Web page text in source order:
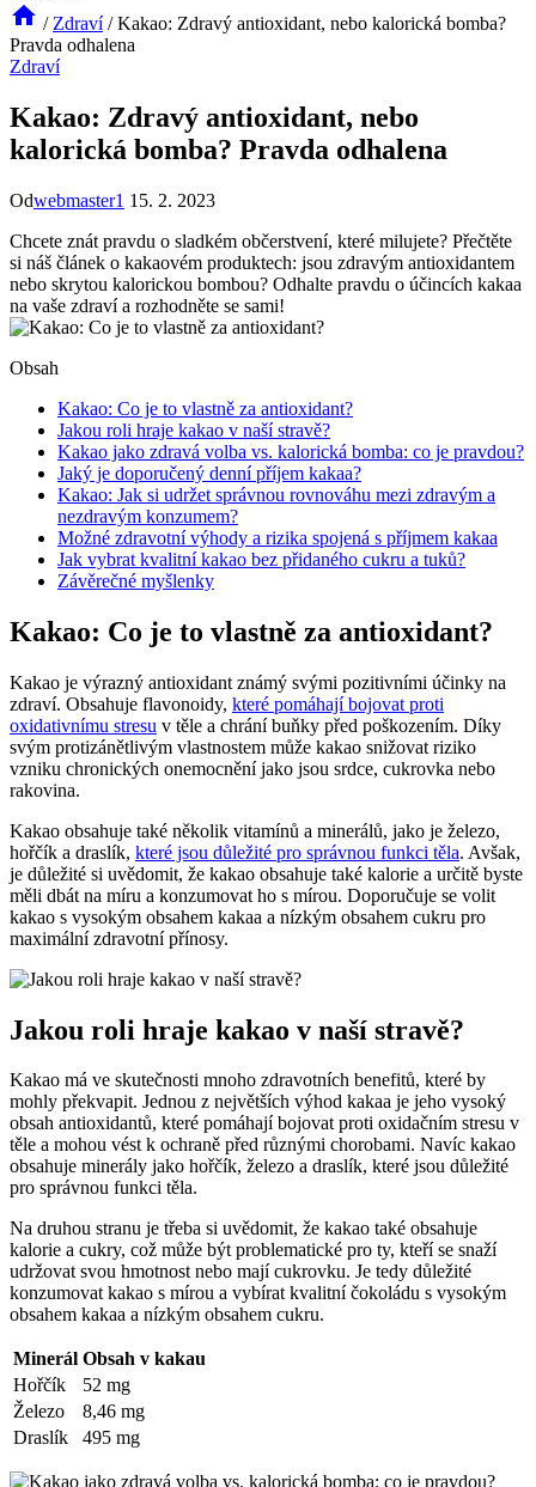
/ Zdraví / Kakao: Zdravý antioxidant, nebo kalorická bomba?
Pravda odhalena
Zdraví
Kakao: Zdravý antioxidant, nebo
kalorická bomba? Pravda odhalena
Odwebmaster1 15. 2. 2023
Chcete znát pravdu o sladkém občerstvení, které milujete? Přečtěte
si náš článek o kakaovém produktech: jsou zdravým antioxidantem
nebo skrytou kalorickou bombou? Odhalte pravdu o účincích kakaa
na vaše zdraví a rozhodněte se sami!
Obsah
Kakao: Co je to vlastně za antioxidant?
Jakou roli hraje kakao v naší stravě?
Kakao jako zdravá volba vs. kalorická bomba: co je pravdou?
Jaký je doporučený denní příjem kakaa?
Kakao: Jak si udržet správnou rovnováhu mezi zdravým a
nezdravým konzumem?
Možné zdravotní výhody a rizika spojená s příjmem kakaa
Jak vybrat kvalitní kakao bez přidaného cukru a tuků?
Závěrečné myšlenky
Kakao: Co je to vlastně za antioxidant?
Kakao je výrazný antioxidant známý svými pozitivními účinky na
zdraví. Obsahuje flavonoidy, které pomáhají bojovat proti
oxidativnímu stresu v těle a chrání buňky před poškozením. Díky
svým protizánětlivým vlastnostem může kakao snižovat riziko
vzniku chronických onemocnění jako jsou srdce, cukrovka nebo
rakovina.
Kakao obsahuje také několik vitamínů a minerálů, jako je železo,
hořčík a draslík, které jsou důležité pro správnou funkci těla. Avšak,
je důležité si uvědomit, že kakao obsahuje také kalorie a určitě byste
měli dbát na míru a konzumovat ho s mírou. Doporučuje se volit
kakao s vysokým obsahem kakaa a nízkým obsahem cukru pro
maximální zdravotní přínosy.
Jakou roli hraje kakao v naší stravě?
Kakao má ve skutečnosti mnoho zdravotních benefitů, které by
mohly překvapit. Jednou z největších výhod kakaa je jeho vysoký
obsah antioxidantů, které pomáhají bojovat proti oxidačním stresu v
těle a mohou vést k ochraně před různými chorobami. Navíc kakao
obsahuje minerály jako hořčík, železo a draslík, které jsou důležité
pro správnou funkci těla.
Na druhou stranu je třeba si uvědomit, že kakao také obsahuje
kalorie a cukry, což může být problematické pro ty, kteří se snaží
udržovat svou hmotnost nebo mají cukrovku. Je tedy důležité
konzumovat kakao s mírou a vybírat kvalitní čokoládu s vysokým
obsahem kakaa a nízkým obsahem cukru.
Minerál Obsah v kakau
Hořčík
52 mg
Železo
8,46 mg
Draslík
495 mg